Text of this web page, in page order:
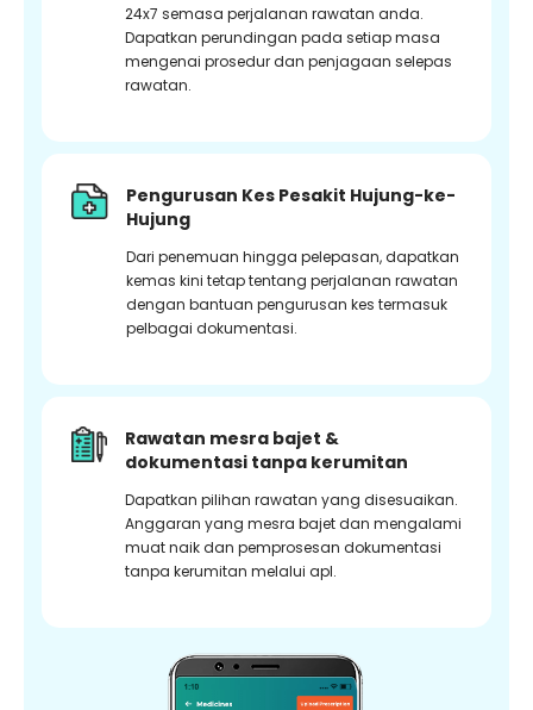
24x7 semasa perjalanan rawatan anda.
Dapatkan perundingan pada setiap masa
mengenai prosedur dan penjagaan selepas
rawatan.
Pengurusan Kes Pesakit Hujung-ke-
Hujung
Dari penemuan hingga pelepasan, dapatkan
kemas kini tetap tentang perjalanan rawatan
dengan bantuan pengurusan kes termasuk
pelbagai dokumentasi.
Rawatan mesra bajet &
dokumentasi tanpa kerumitan
Dapatkan pilihan rawatan yang disesuaikan.
Anggaran yang mesra bajet dan mengalami
muat naik dan pemprosesan dokumentasi
tanpa kerumitan melalui apl.